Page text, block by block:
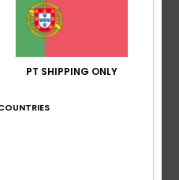
preço: 5
Cor: 5/5
/5
PT SHIPPING ONLY